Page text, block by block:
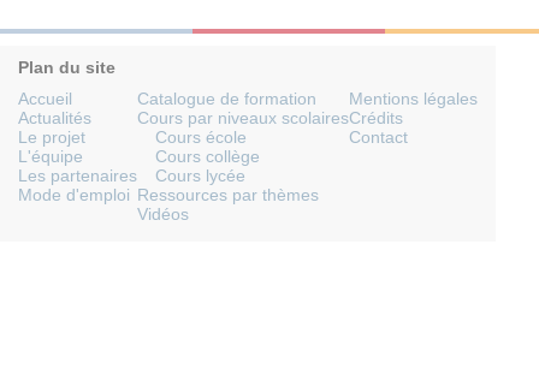
Plan du site
Accueil
Actualités
Le projet
L'équipe
Les partenaires
Mode d'emploi
Catalogue de formation
Cours par niveaux scolaires
Cours école
Cours collège
Cours lycée
Ressources par thèmes
Vidéos
Mentions légales
Crédits
Contact